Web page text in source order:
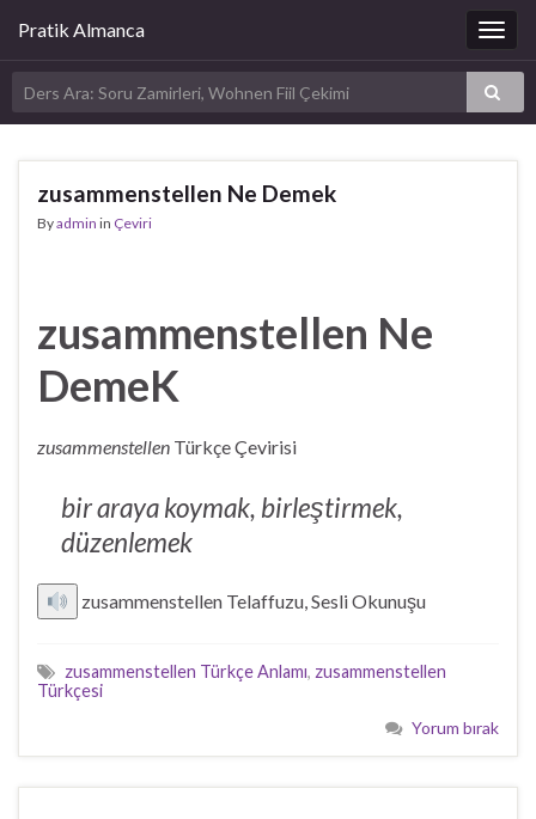
Pratik Almanca
zusammenstellen Ne Demek
Byadmin in Çeviri
zusammenstellen Ne
DemeK
zusammenstellen Türkçe Çevirisi
bir araya koymak, birleştirmek,
düzenlemek
zusammenstellen Telaffuzu, Sesli Okunuşu
zusammenstellen Türkçe Anlamı, zusammenstellen
Türkçesi
Yorum bırak